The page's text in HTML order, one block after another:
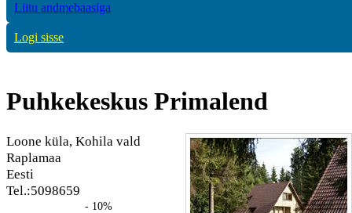
Liitu andmebaasiga
Logi sisse
Puhkekeskus Primalend
Loone küla, Kohila vald
Raplamaa
Eesti
Tel.:5098659
- 10%